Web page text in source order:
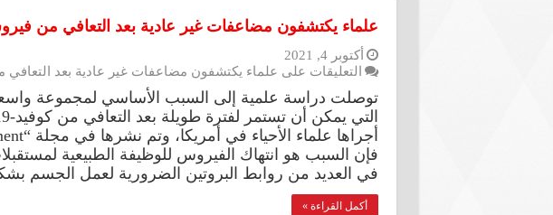
علماء يكتشفون مضاعفات غير عادية بعد التعافي من
أكتوبر 4, 2021
التعليقات على علماء يكتشفون مضاعفات غير عادية بعد التعافي
توصلت دراسة علمية إلى السبب الأساسي لمجموعة
في العديد من روابط البروتين الضرورية لعمل الجسم
أكمل القراءة »